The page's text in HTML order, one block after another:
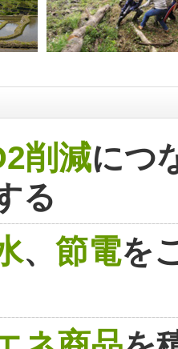
削減につ
る
、 節電を